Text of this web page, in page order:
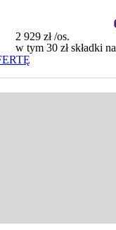
2 929 zł/os.
w tym 30 zł składki